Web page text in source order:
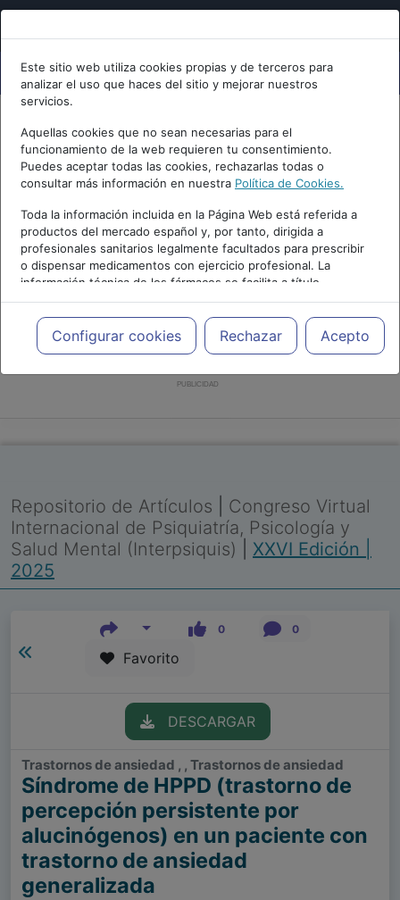
Este sitio web utiliza cookies propias y de terceros para
analizar el uso que haces del sitio y mejorar nuestros
servicios.
Aquellas cookies que no sean necesarias para el
funcionamiento de la web requieren tu consentimiento.
Puedes aceptar todas las cookies, rechazarlas todas o
consultar más información en nuestra Política de Cookies.
Toda la información incluida en la Página Web está referida a
productos del mercado español y, por tanto, dirigida a
profesionales sanitarios legalmente facultados para prescribir
o dispensar medicamentos con ejercicio profesional. La
información técnica de los fármacos se facilita a título
meramente informativo, siendo responsabilidad de los
profesionales facultados prescribir medicamentos y decidir, en
cada caso concreto, el tratamiento más adecuado a las
necesidades del paciente.
Configurar cookies Rechazar Acepto
PUBLICIDAD
Repositorio de Artículos
Congreso Virtual
Internacional de Psiquiatría, Psicología y
Salud Mental (Interpsiquis)
XXVI Edición |
2025
0 0
Favorito
DESCARGAR
Trastornos de ansiedad , , Trastornos de ansiedad
Síndrome de HPPD (trastorno de
percepción persistente por
alucinógenos) en un paciente con
trastorno de ansiedad
generalizada